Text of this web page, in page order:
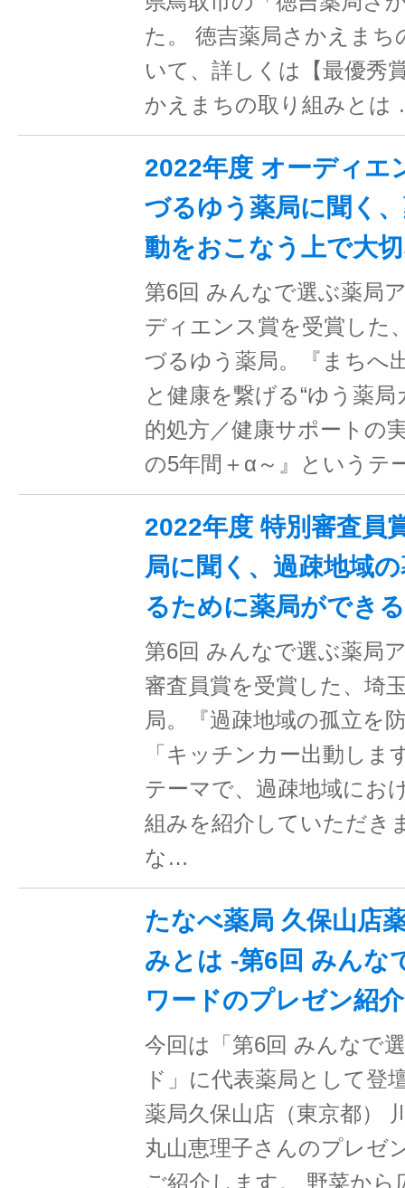
た。 徳吉薬局さかえまち
いて、詳しくは【最優秀
かえまちの取り組みとは
2022年度 オーディ
づるゆう薬局に聞く
動をおこなう上で大
第6回 みんなで選ぶ薬局
ディエンス賞を受賞した
づるゆう薬局。『まちへ
と健康を繋げる“ゆう薬局
的処方／健康サポートの
の5年間＋α～』というテ
2022年度 特別審査員
局に聞く、過疎地域
るために薬局ができ
第6回 みんなで選ぶ薬局
審査員賞を受賞した、埼
局。『過疎地域の孤立を
「キッチンカー出動しま
テーマで、過疎地域にお
組みを紹介していただき
な…
たなべ薬局 久保山店
みとは -第6回 みんな
ワードのプレゼン紹介
今回は「第6回 みんなで
ド」に代表薬局として登
薬局久保山店（東京都）
丸山恵理子さんのプレゼ
ご紹介します。 野菜から